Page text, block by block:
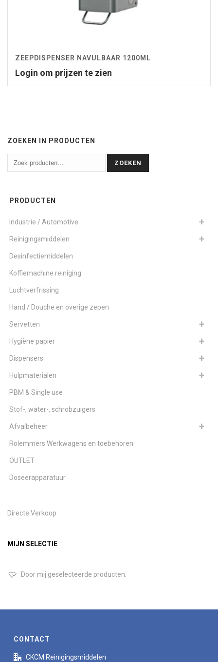
ZEEPDISPENSER NAVULBAAR 1200ML
Login om prijzen te zien
ZOEKEN IN PRODUCTEN
ZOEKEN
PRODUCTEN
Industrie / Automotive
Reinigingsmiddelen
Desinfectiemiddelen
Koffiemachine reiniging
Luchtverfrissing
Hand / Douche en overige zepen
Servetten
Hygiëne papier
Dispensers
Hulpmaterialen
PBM & Single use
Stof-, water-, schrobzuigers
Afvalbeheer
Rolemmers Werkwagens en toebehoren
OUTLET
Doseerapparatuur
Directe Verkoop
MIJN SELECTIE
Door mij geselecteerde producten:
CONTACT
CKCM Reinigingsmiddelen